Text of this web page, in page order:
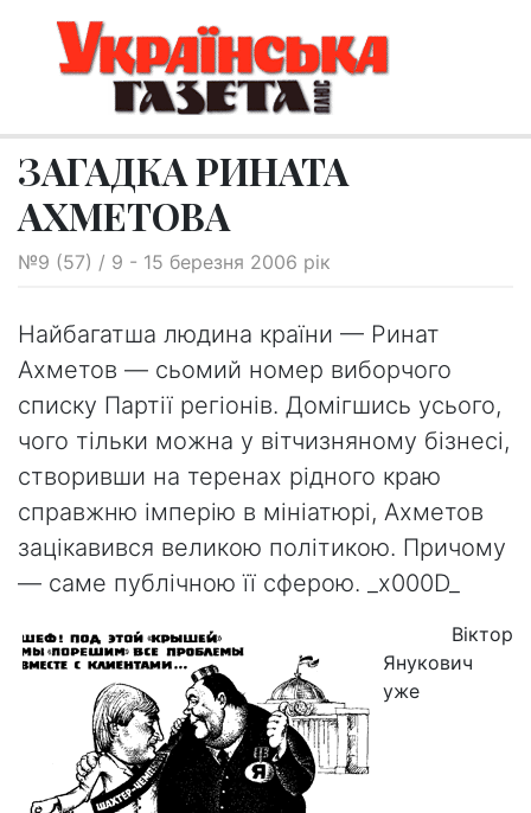
ЗАГАДКА РИНАТА
АХМЕТОВА
№9 (57) / 9 - 15 березня 2006 рік
Найбагатша людина країни — Ринат
Ахметов — сьомий номер виборчого
списку Партії регіонів. Домігшись усього,
чого тільки можна у вітчизняному бізнесі,
створивши на теренах рідного краю
справжню імперію в мініатюрі, Ахметов
зацікавився великою політикою. Причому
— саме публічною її сферою. _x000D_
Віктор
Янукович
уже